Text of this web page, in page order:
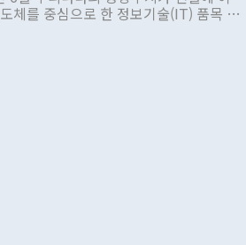
입장을 표명한 것은 이례적이다. 정 장
어해야 한다는 목소리도 높아지고 있
흘러간 선(先)비핵화만 되뇌는 것은
해 최선을 다할 것"이라고 말했다. 하
체를 중심으로 한 정보기술(IT) 품목 수
넘어섰다. 상품수입은 644억8000만
(SSD)는 282.7% 증가했다. IT 품목
도 ▲석유제품(47.5%) ▲화공품